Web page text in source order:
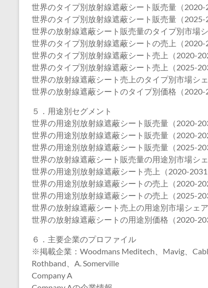
世界のタイプ別放射線遮蔽シート販売量（2020-
世界のタイプ別放射線遮蔽シート販売量（2025-
世界の放射線遮蔽シート販売量のタイプ別市場
世界のタイプ別放射線遮蔽シートの売上（2020-
世界のタイプ別放射線遮蔽シート売上（2020-
世界のタイプ別放射線遮蔽シート売上（2025-
世界の放射線遮蔽シート売上のタイプ別市場シ
世界の放射線遮蔽シートのタイプ別価格（2020-
５．用途別セグメント
世界の用途別放射線遮蔽シート販売量（2020-
世界の用途別放射線遮蔽シート販売量（2020-
世界の用途別放射線遮蔽シート販売量（2025-
世界の放射線遮蔽シート販売量の用途別市場シ
世界の用途別放射線遮蔽シート売上（2020-2031
世界の用途別放射線遮蔽シートの売上（2020-
世界の用途別放射線遮蔽シートの売上（2025-
世界の放射線遮蔽シート売上の用途別市場シェ
世界の放射線遮蔽シートの用途別価格（2020-
６．主要企業のプロファイル
※掲載企業：Woodmans Meditech、Mavig、
Rothband、A. Somerville
Company A